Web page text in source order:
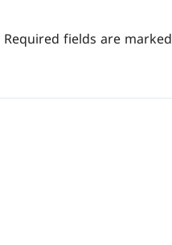
Required fields are marked